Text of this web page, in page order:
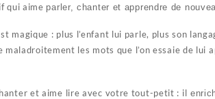
qui aime parler, chanter et apprendre de
magique : plus l’enfant lui parle, plus son
les mots que l’on essaie de lui
et aime lire avec votre tout-petit : il